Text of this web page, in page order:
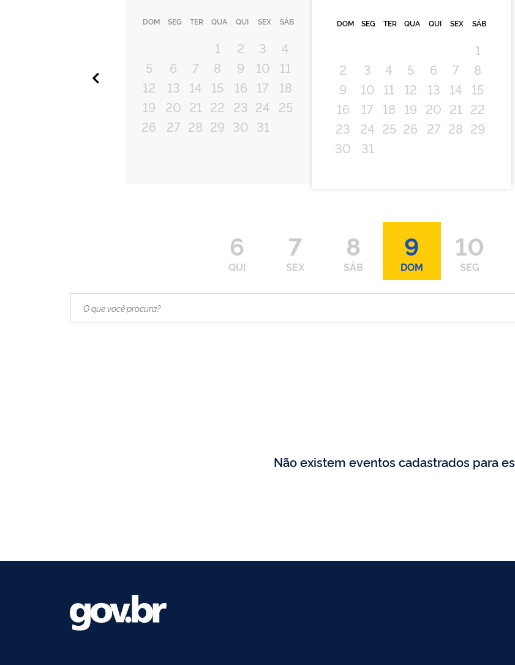
DOM SEG TER QUA QUI SEX SÁB
1 2 3
4
5
6 7 8 9 10
11
12
13 14 15 16 17
18
19
20 21 22 23 24 25
26
27 28 29 30 31
DOM SEG TER QUA QUI SEX SÁB
1
2
3 4 5 6 7
8
9
10 11 12 13 14
15
16
17 18 19 20 21 22
23
24 25 26 27 28 29
30
31
6
QUI
7
SEX
8
SÁB
9
DOM
10
SEG
Não existem eventos cadastrados para